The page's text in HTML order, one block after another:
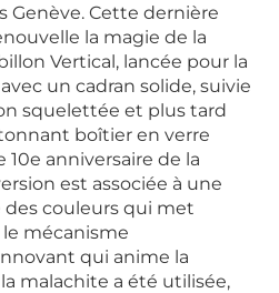
Genève. Cette dernière
la magie de la
Vertical, lancée pour la
un cadran solide, suivie
squelettée et plus tard
boîtier en verre
anniversaire de la
est associée à une
couleurs qui met
mécanisme
qui anime la
malachite a été utilisée,